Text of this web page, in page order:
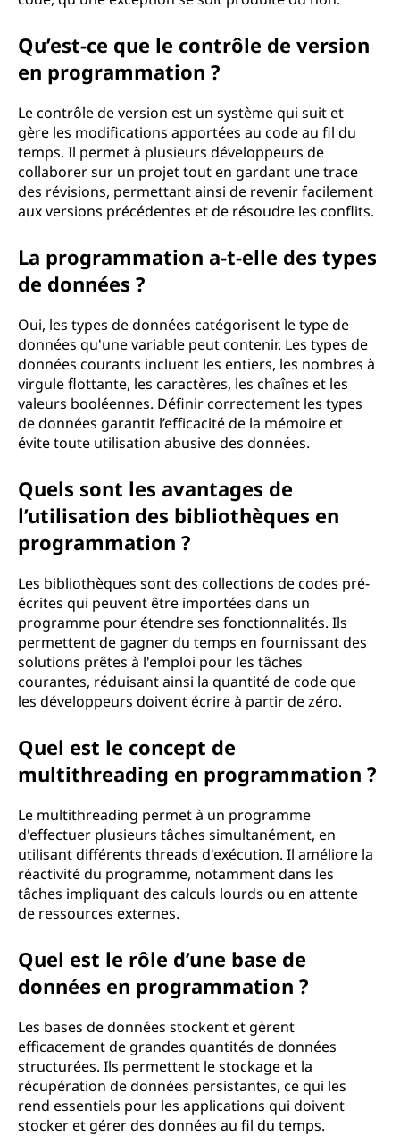
Qu’est-ce que le contrôle de version
en programmation ?
Le contrôle de version est un système qui suit et
gère les modifications apportées au code au fil du
temps. Il permet à plusieurs développeurs de
collaborer sur un projet tout en gardant une trace
des révisions, permettant ainsi de revenir facilement
aux versions précédentes et de résoudre les conflits.
La programmation a-t-elle des types
de données ?
Oui, les types de données catégorisent le type de
données qu'une variable peut contenir. Les types de
données courants incluent les entiers, les nombres à
virgule flottante, les caractères, les chaînes et les
valeurs booléennes. Définir correctement les types
de données garantit l’efficacité de la mémoire et
évite toute utilisation abusive des données.
Quels sont les avantages de
l’utilisation des bibliothèques en
programmation ?
Les bibliothèques sont des collections de codes pré-
écrites qui peuvent être importées dans un
programme pour étendre ses fonctionnalités. Ils
permettent de gagner du temps en fournissant des
solutions prêtes à l'emploi pour les tâches
courantes, réduisant ainsi la quantité de code que
les développeurs doivent écrire à partir de zéro.
Quel est le concept de
multithreading en programmation ?
Le multithreading permet à un programme
d'effectuer plusieurs tâches simultanément, en
utilisant différents threads d'exécution. Il améliore la
réactivité du programme, notamment dans les
tâches impliquant des calculs lourds ou en attente
de ressources externes.
Quel est le rôle d’une base de
données en programmation ?
Les bases de données stockent et gèrent
efficacement de grandes quantités de données
structurées. Ils permettent le stockage et la
récupération de données persistantes, ce qui les
rend essentiels pour les applications qui doivent
stocker et gérer des données au fil du temps.